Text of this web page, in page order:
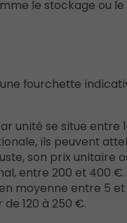
le stockage ou
fourchette
unité se situe entre
ils peuvent
son prix unitaire
entre 200 et 400 €.
moyenne entre 5
120 à 250 €.